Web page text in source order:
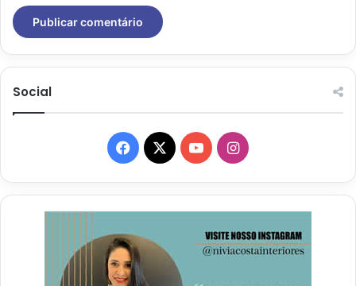
Social
Facebook
X YouTubeInstagram